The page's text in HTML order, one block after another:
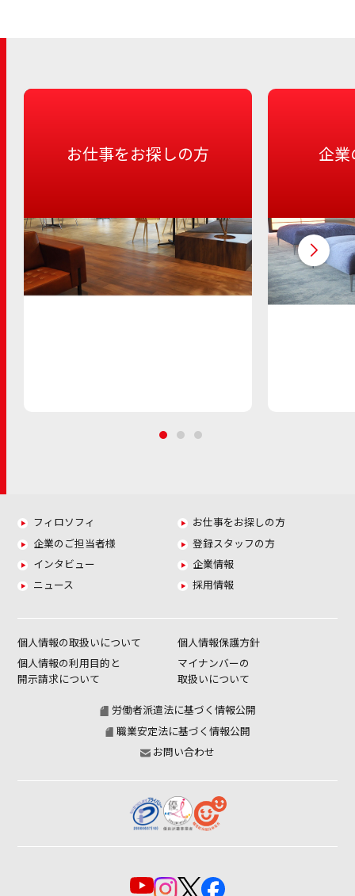
お仕事をお探しの方 企
フィロソフィ
お仕事をお探しの方
企業のご担当者様
登録スタッフの方
インタビュー
企業情報
ニュース
採用情報
個人情報の取扱いについて
個人情報保護方針
個人情報の利用目的と
開示請求について
マイナンバーの
取扱いについて
労働者派遣法に基づく情報公開
職業安定法に基づく情報公開
お問い合わせ